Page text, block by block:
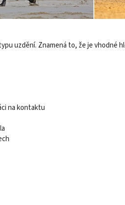
uzdění. Znamená to, že je vhodné
na kontaktu